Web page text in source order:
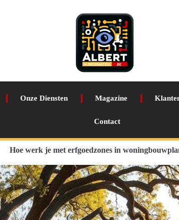
Onze Diensten Magazine
Contact
Hoe werk je met erfgoedzones in